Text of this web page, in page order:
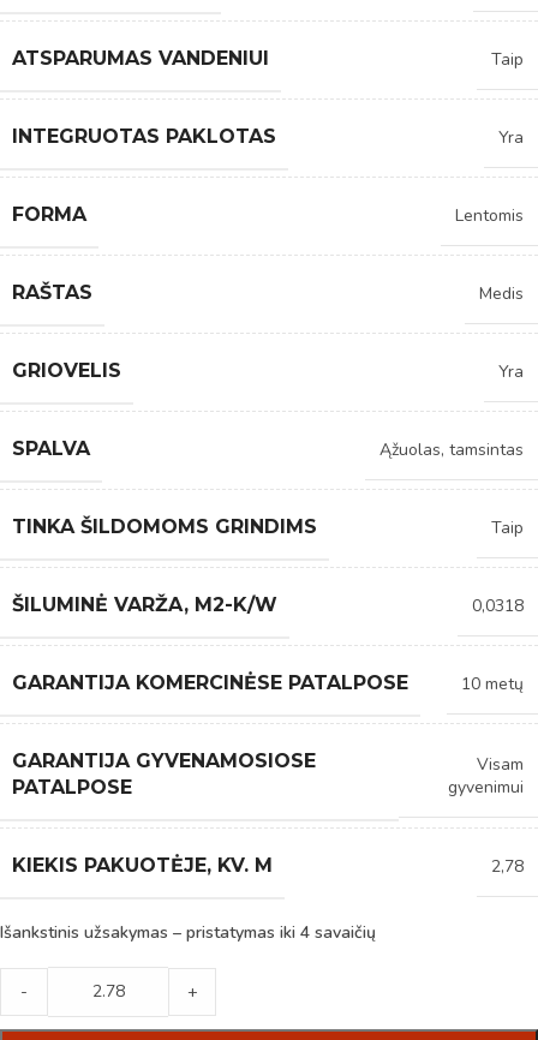
ATSPARUMAS VANDENIUI Taip
INTEGRUOTAS PAKLOTAS Yra
FORMA Lentomis
RAŠTAS Medis
GRIOVELIS Yra
SPALVA Ąžuolas, tamsintas
TINKA ŠILDOMOMS GRINDIMS Taip
ŠILUMINĖ VARŽA, M2-K/W 0,0318
GARANTIJA KOMERCINĖSE PATALPOSE 10 metų
GARANTIJA GYVENAMOSIOSE
PATALPOSE
Visam
gyvenimui
KIEKIS PAKUOTĖJE, KV. M 2,78
Išankstinis užsakymas – pristatymas iki 4 savaičių
- +